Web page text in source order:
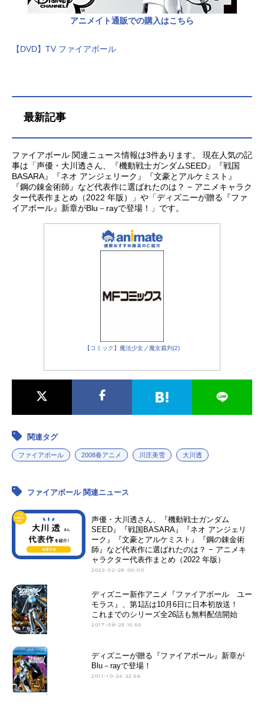
アニメイト通販での購入はこちら
【DVD】TV ファイアボール
最新記事
ファイアボール 関連ニュース情報は3件あります。 現在人気の記
事は「声優・大川透さん、『機動戦士ガンダムSEED』『戦国
BASARA』『ネオ アンジェリーク』『文豪とアルケミスト』
『鋼の錬金術師』など代表作に選ばれたのは？ − アニメキャラク
ター代表作まとめ（2022 年版）」や「ディズニーが贈る『ファ
イアボール』新章がBlu－rayで登場！」です。
【コミック】魔法少女ノ魔女裁判(2)
関連タグ
ファイアボール 2008春アニメ 川庄美雪 大川透
ファイアボール 関連ニュース
声優・大川透さん、『機動戦士ガンダム
SEED』『戦国BASARA』『ネオ アンジェリ
ーク』『文豪とアルケミスト』『鋼の錬金術
師』など代表作に選ばれたのは？ − アニメキ
ャラクター代表作まとめ（2022 年版）
2022-02-28 00:00
ディズニー新作アニメ『ファイアボール ユー
モラス』、第1話は10月6日に日本初放送！
これまでのシリーズ全26話も無料配信開始
2017-08-23 15:55
ディズニーが贈る『ファイアボール』新章が
Blu－rayで登場！
2011-10-24 22:56